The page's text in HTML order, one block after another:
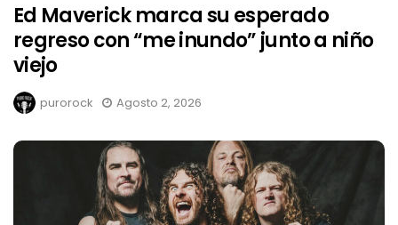
Ed Maverick marca su esperado
regreso con “me inundo” junto a niño
viejo
purorock Agosto 2, 2026